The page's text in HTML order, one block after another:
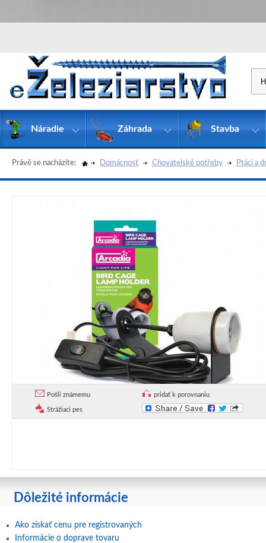
Právě se nacházíte: Domácnosť Chovatelské potřeby Ptáci a
Pošli známemu pridať k porovnaniu
Strážiaci pes
Dôležité informácie
Ako získať cenu pre registrovaných
Informácie o doprave tovaru
Náradie Záhrada Stavba